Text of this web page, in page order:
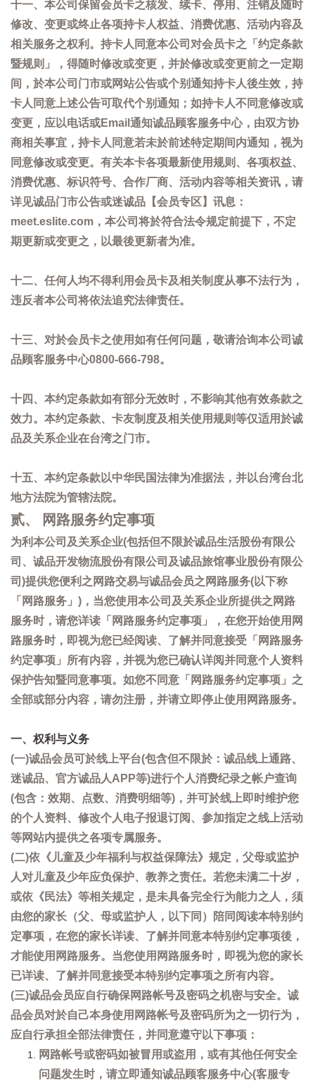
十一、本公司保留会员卡之核发、续卡、停用、注销及随时
修改、变更或终止各项持卡人权益、消费优惠、活动内容及
相关服务之权利。持卡人同意本公司对会员卡之「约定条款
暨规则」，得随时修改或变更，并於修改或变更前之一定期
间，於本公司门市或网站公告或个别通知持卡人後生效，持
卡人同意上述公告可取代个别通知；如持卡人不同意修改或
变更，应以电话或Email通知诚品顾客服务中心，由双方协
商相关事宜，持卡人同意若未於前述特定期间内通知，视为
同意修改或变更。有关本卡各项最新使用规则、各项权益、
消费优惠、标识符号、合作厂商、活动内容等相关资讯，请
详见诚品门市公告或迷诚品【会员专区】讯息：
meet.eslite.com，本公司将於符合法令规定前提下，不定
期更新或变更之，以最後更新者为准。
十二、任何人均不得利用会员卡及相关制度从事不法行为，
违反者本公司将依法追究法律责任。
十三、对於会员卡之使用如有任何问题，敬请洽询本公司诚
品顾客服务中心0800-666-798。
十四、本约定条款如有部分无效时，不影响其他有效条款之
效力。本约定条款、卡友制度及相关使用规则等仅适用於诚
品及关系企业在台湾之门市。
十五、本约定条款以中华民国法律为准据法，并以台湾台北
地方法院为管辖法院。
贰、 网路服务约定事项
为利本公司及关系企业(包括但不限於诚品生活股份有限公
司、诚品开发物流股份有限公司及诚品旅馆事业股份有限公
司)提供您便利之网路交易与诚品会员之网路服务(以下称
「网路服务」)，当您使用本公司及关系企业所提供之网路
服务时，请您详读「网路服务约定事项」，在您开始使用网
路服务时，即视为您已经阅读、了解并同意接受「网路服务
约定事项」所有内容，并视为您已确认详阅并同意个人资料
保护告知暨同意事项。如您不同意「网路服务约定事项」之
全部或部分内容，请勿注册，并请立即停止使用网路服务。
一、权利与义务
(一)诚品会员可於线上平台(包含但不限於：诚品线上通路、
迷诚品、官方诚品人APP等)进行个人消费纪录之帐户查询
(包含：效期、点数、消费明细等)，并可於线上即时维护您
的个人资料、修改个人电子报退订阅、参加指定之线上活动
等网站内提供之各项专属服务。
(二)依《儿童及少年福利与权益保障法》规定，父母或监护
人对儿童及少年应负保护、教养之责任。若您未满二十岁，
或依《民法》等相关规定，是未具备完全行为能力之人，须
由您的家长（父、母或监护人，以下同）陪同阅读本特别约
定事项，在您的家长详读、了解并同意本特别约定事项後，
才能使用网路服务。当您使用网路服务时，即视为您的家长
已详读、了解并同意接受本特别约定事项之所有内容。
(三)诚品会员应自行确保网路帐号及密码之机密与安全。诚
品会员对於自己本身使用网路帐号及密码所为之一切行为，
应自行承担全部法律责任，并同意遵守以下事项：
网路帐号或密码如被冒用或盗用，或有其他任何安全
问题发生时，请立即通知诚品顾客服务中心(客服专